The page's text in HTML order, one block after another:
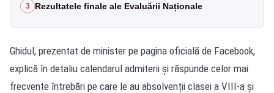
3 Rezultatele finale ale Evaluării Naționale
Ghidul, prezentat de minister pe pagina oficială de Facebook,
explică în detaliu calendarul admiterii și răspunde celor mai
frecvente întrebări pe care le au absolvenții clasei a VIII-a și